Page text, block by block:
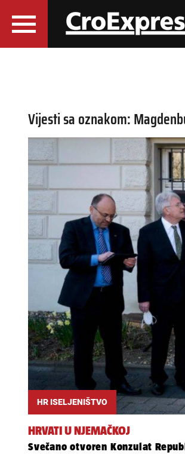
Vijesti sa oznakom:
HR ISELJENIŠTVO
HRVATI U NJEMAČKOJ
Svečano otvoren Konzulat